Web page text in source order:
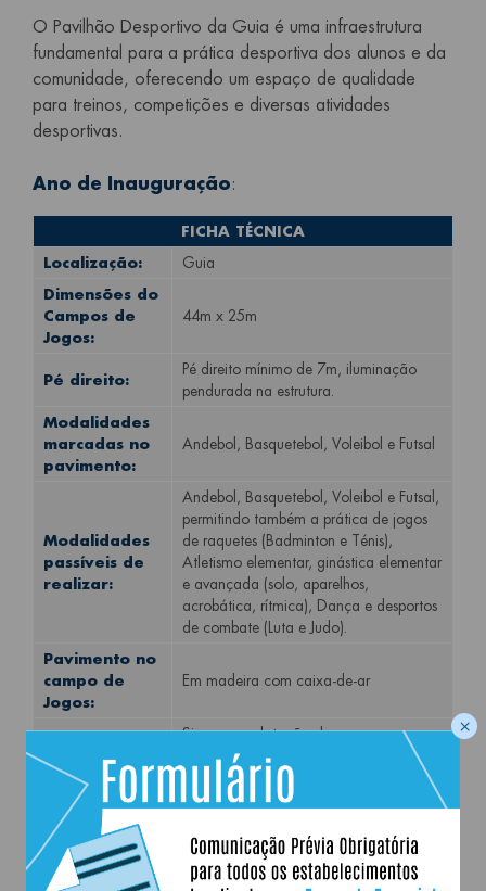
O Pavilhão Desportivo da Guia é uma infraestrutura
fundamental para a prática desportiva dos alunos e da
comunidade, oferecendo um espaço de qualidade
para treinos, competições e diversas atividades
desportivas.
Ano de Inauguração:
FICHA TÉCNICA
Localização:
Guia
Dimensões do
Campos de
Jogos:
44m x 25m
Pé direito:
Pé direito mínimo de 7m, iluminação
pendurada na estrutura.
Modalidades
marcadas no
pavimento:
Andebol, Basquetebol, Voleibol e Futsal
Modalidades
passíveis de
realizar:
Andebol, Basquetebol, Voleibol e Futsal,
permitindo também a prática de jogos
de raquetes (Badminton e Ténis),
Atletismo elementar, ginástica elementar
e avançada (solo, aparelhos,
acrobática, rítmica), Dança e desportos
de combate (Luta e Judo).
Pavimento no
campo de
Jogos:
Em madeira com caixa-de-ar
Sim, com a lotação de
aproximadamente 200 pax
Balneários:
4 unidades de balneários, dois deles
equipados com áreas para pessoas com
4 tabelas de basquetebol (tabelas
campos laterais);
×